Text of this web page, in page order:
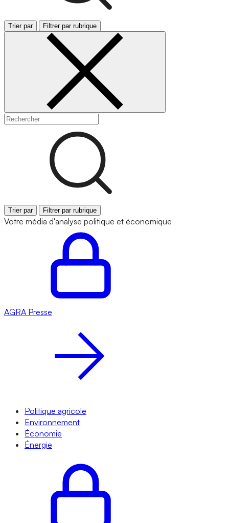
Trier par Filtrer par rubrique
Trier par Filtrer par rubrique
Votre média d'analyse politique et économique
AGRA Presse
Politique agricole
Environnement
Économie
Énergie